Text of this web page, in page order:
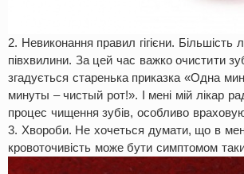
2. Невиконання правил гігієни.
півхвилини. За цей час важко очистити
згадується старенька приказка «Одна
минуты – чистый рот!». І мені мій лікар
процес чищення зубів, особливо
3. Хвороби. Не хочеться думати, що в
кровоточивість може бути симптомом